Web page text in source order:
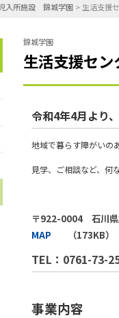
入所施設 錦城学園 > 生活支援
錦城学園
生活支援セン
令和4年4月より
地域で暮らす障がいの
見学、ご相談など、何
〒922-0004 石川県
MAP
（173KB）
TEL：0761-73-
事業内容